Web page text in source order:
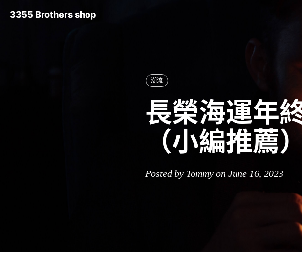
3355 Brothers shop
潮流
長榮海運年
（小編推薦
Posted by Tommy on June 16, 2023